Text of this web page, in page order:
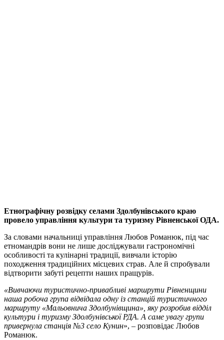
Етнографічну розвідку селами Здолбунівського краю
провело управління культури та туризму Рівненської ОДА.
За словами начальниці управління Любов Романюк, під час
етномандрів вони не лише досліджували гастрономічні
особливості та кулінарні традиції, вивчали історію
походження традиційних місцевих страв. Але й спробували
відтворити забуті рецепти наших пращурів.
«Вивчаючи туристично-привабливі маршрути Рівненщини
наша робоча група відвідала одну із станцій туристичного
маршруту «Мальовнича Здолбунівщина», яку розробив відділ
культури і туризму Здолбунівської РДА. А саме увагу групи
привернула станція №3 село Кунин», – розповідає Любов
Романюк.